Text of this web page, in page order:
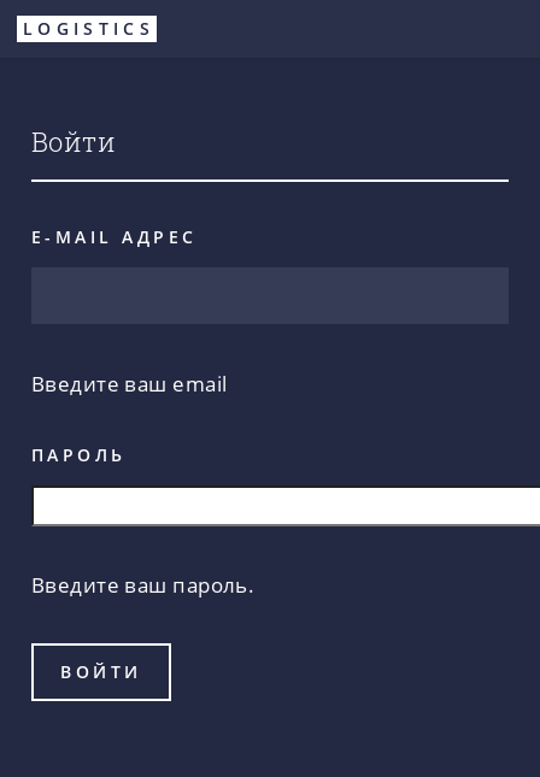
Перейти
LOGISTICS
Войти
E-MAIL АДРЕС
Введите ваш email
ПАРОЛЬ
Введите ваш пароль.